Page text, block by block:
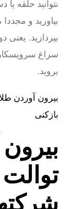
نتوانید حلقه یا
بیاورید و
بپردازید. یعنی
سراغ
بروید.
بیرون آوردن
بازکنی